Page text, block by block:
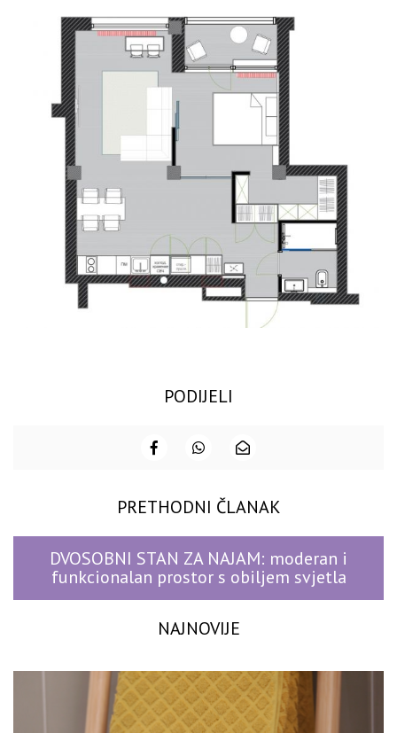
PODIJELI
PRETHODNI ČLANAK
DVOSOBNI STAN ZA NAJAM: moderan i
funkcionalan prostor s obiljem svjetla
NAJNOVIJE